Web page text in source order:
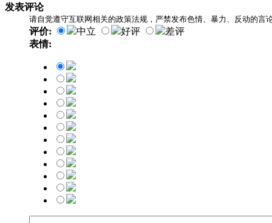
发表评论
请自觉遵守互联网相关的政策法规，严禁发布色情、暴力、反动的言
评价: 中立 好评
差评
表情: